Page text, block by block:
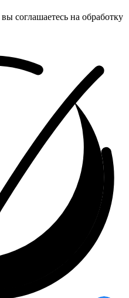
соглашаетесь на обработку